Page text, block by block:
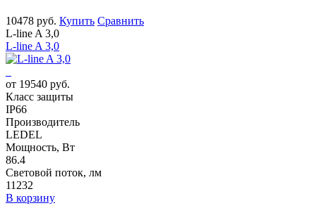
10478 руб. Купить Сравнить
L-line A 3,0
L-line A 3,0
от 19540 руб.
Класс защиты
IP66
Производитель
LEDEL
Мощность, Вт
86.4
Световой поток, лм
11232
В корзину